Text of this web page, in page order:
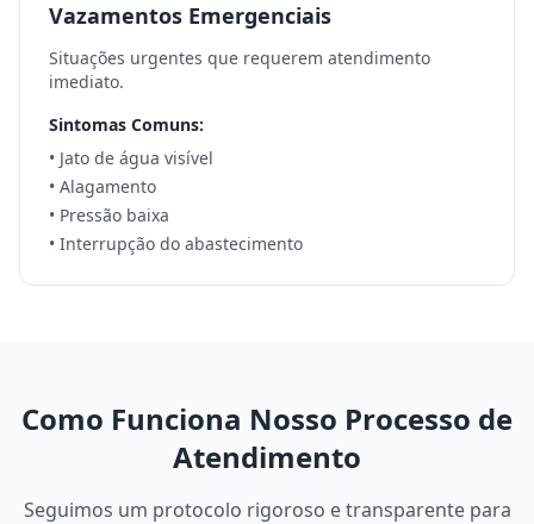
Vazamentos Emergenciais
Situações urgentes que requerem atendimento
imediato.
Sintomas Comuns:
• Jato de água visível
• Alagamento
• Pressão baixa
• Interrupção do abastecimento
Como Funciona Nosso Processo de
Atendimento
Seguimos um protocolo rigoroso e transparente para